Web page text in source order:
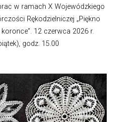
w ramach X Wojewódzkiego
Rękodzielniczej „Piękno
12 czerwca 2026 r.
godz. 15.00